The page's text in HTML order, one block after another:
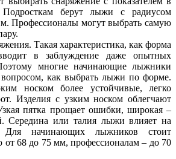
Подросткам берут лыжи с радиусом
Профессионалы могут выбрать самую
Такая характеристика, как форма
в заблуждение даже опытных
многие начинающие лыжники
вопросом, как выбрать лыжи по форме.
носком более устойчивые, легко
Изделия с узким носком облегчают
пятка прощает ошибки, широкая –
Середина или талия лыжи влияет на
Для начинающих лыжников стоит
от 68 до 75 мм, профессионалам – до 70